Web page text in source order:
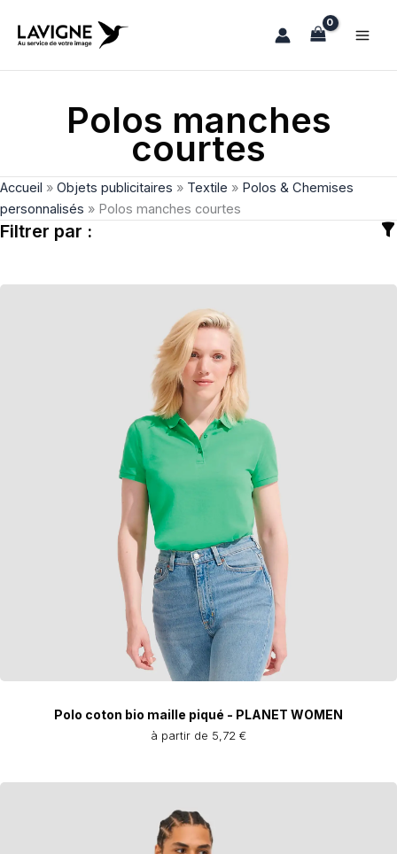
Polos manches
courtes
Accueil » Objets publicitaires » Textile » Polos & Chemises
personnalisés » Polos manches courtes
Filtrer par :
Polo coton bio maille piqué - PLANET WOMEN
à partir de 5,72 €